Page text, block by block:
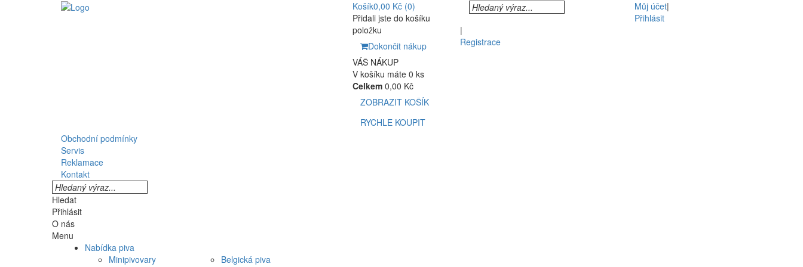
Košík0,00 Kč (0)
Přidali jste do košíku
položku
Dokončit nákup
VÁŠ NÁKUP
V košíku máte 0 ks
Celkem 0,00 Kč
ZOBRAZIT KOŠÍK
RYCHLE KOUPIT
Můj účet|
Přihlásit
|
Registrace
Obchodní podmínky
Servis
Reklamace
Kontakt
Hledat
Přihlásit
O nás
Menu
Nabídka piva
Minipivovary
Belgická piva